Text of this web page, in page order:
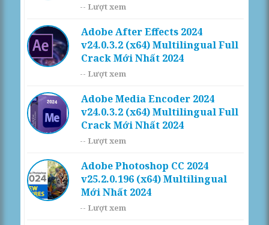
-- Lượt xem
Adobe After Effects 2024
v24.0.3.2 (x64) Multilingual Full
Crack Mới Nhất 2024
-- Lượt xem
Adobe Media Encoder 2024
v24.0.3.2 (x64) Multilingual Full
Crack Mới Nhất 2024
-- Lượt xem
Adobe Photoshop CC 2024
v25.2.0.196 (x64) Multilingual
Mới Nhất 2024
-- Lượt xem